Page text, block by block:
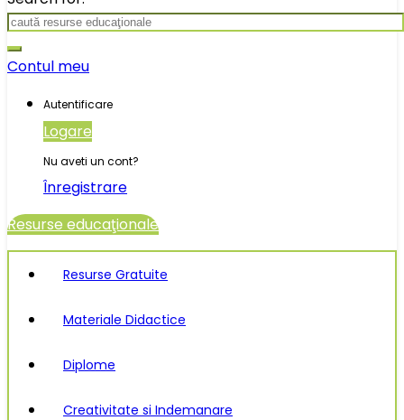
Contul meu
Autentificare
Logare
Nu aveti un cont?
Înregistrare
Resurse educaţionale
Resurse Gratuite
Materiale Didactice
Diplome
Creativitate si Indemanare